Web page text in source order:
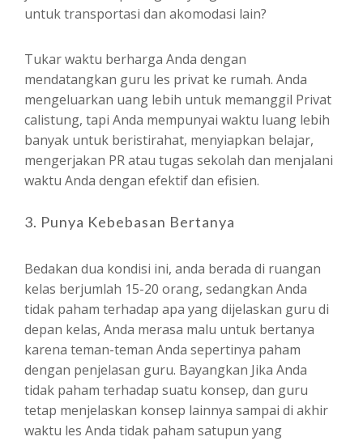
untuk transportasi dan akomodasi lain?
Tukar waktu berharga Anda dengan
mendatangkan guru les privat ke rumah. Anda
mengeluarkan uang lebih untuk memanggil Privat
calistung, tapi Anda mempunyai waktu luang lebih
banyak untuk beristirahat, menyiapkan belajar,
mengerjakan PR atau tugas sekolah dan menjalani
waktu Anda dengan efektif dan efisien.
3. Punya Kebebasan Bertanya
Bedakan dua kondisi ini, anda berada di ruangan
kelas berjumlah 15-20 orang, sedangkan Anda
tidak paham terhadap apa yang dijelaskan guru di
depan kelas, Anda merasa malu untuk bertanya
karena teman-teman Anda sepertinya paham
dengan penjelasan guru. Bayangkan Jika Anda
tidak paham terhadap suatu konsep, dan guru
tetap menjelaskan konsep lainnya sampai di akhir
waktu les Anda tidak paham satupun yang